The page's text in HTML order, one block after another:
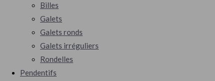
Billes
Galets
Galets ronds
Galets irréguliers
Rondelles
Pendentifs